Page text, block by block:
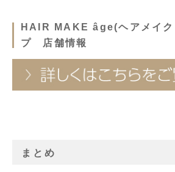
HAIR MAKE âge(ヘアメイク
プ 店舗情報
まとめ